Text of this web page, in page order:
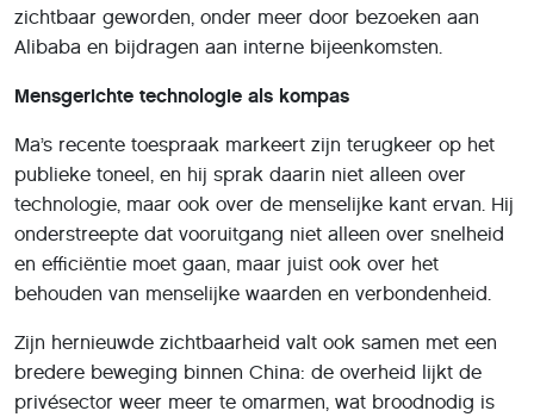
zichtbaar geworden, onder meer door bezoeken aan
Alibaba en bijdragen aan interne bijeenkomsten.
Mensgerichte technologie als kompas
Ma’s recente toespraak markeert zijn terugkeer op het
publieke toneel, en hij sprak daarin niet alleen over
technologie, maar ook over de menselijke kant ervan. Hij
onderstreepte dat vooruitgang niet alleen over snelheid
en efficiëntie moet gaan, maar juist ook over het
behouden van menselijke waarden en verbondenheid.
Zijn hernieuwde zichtbaarheid valt ook samen met een
bredere beweging binnen China: de overheid lijkt de
privésector weer meer te omarmen, wat broodnodig is